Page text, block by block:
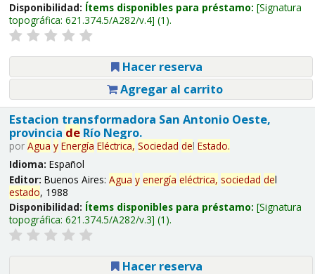
Disponibilidad: Ítems disponibles para préstamo: Signatura
topográfica: 621.374.5/A282/v.4 (1).
Hacer reserva
Agregar al carrito
Estacion transformadora San Antonio Oeste,
provincia deRío Negro.
por Agua y Energía Eléctrica, Sociedad del Estado.
Idioma: Español
Editor: Buenos Aires: Agua y energía eléctrica, sociedad del
estado, 1988
Disponibilidad: Ítems disponibles para préstamo: Signatura
topográfica: 621.374.5/A282/v.3 (1).
Hacer reserva